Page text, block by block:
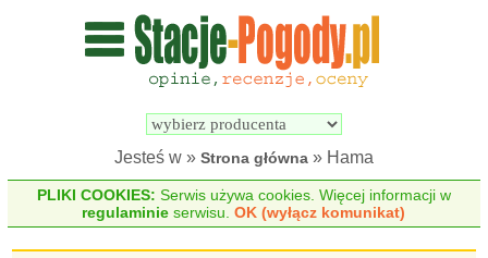
Wyszukiwarka
pogodowych
Jesteś w » Strona główna » Hama
PLIKI COOKIES: Serwis używa cookies. Więcej informacji w
regulaminie serwisu.OK (wyłącz komunikat)